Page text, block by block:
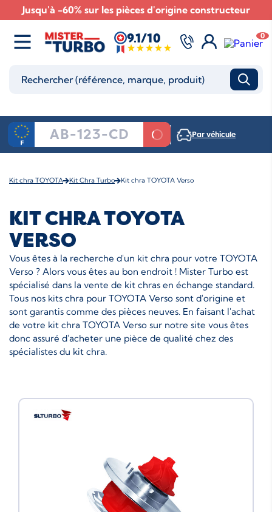
Jusqu'à -60% sur les pièces d'origine constructeur
9.1/10 0
Par véhicule
Kit chra TOYOTA Kit Chra Turbo Kit chra TOYOTA Verso
KIT CHRA TOYOTA
VERSO
Vous êtes à la recherche d'un kit chra pour votre TOYOTA
Verso ? Alors vous êtes au bon endroit ! Mister Turbo est
spécialisé dans la vente de kit chras en échange standard.
Tous nos kits chra pour TOYOTA Verso sont d'origine et
sont garantis comme des pièces neuves. En faisant l'achat
de votre kit chra TOYOTA Verso sur notre site vous êtes
donc assuré d'acheter une pièce de qualité chez des
spécialistes du kit chra.